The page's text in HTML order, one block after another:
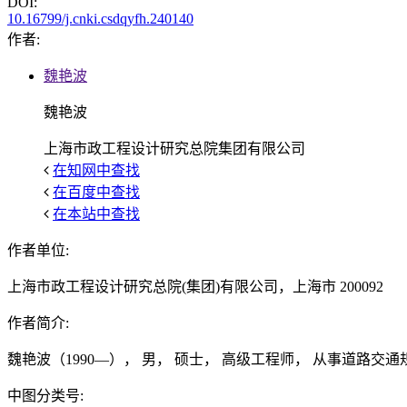
10.16799/j.cnki.csdqyfh.240140
作者:
魏艳波
魏艳波
上海市政工程设计研究总院集团有限公司
在知网中查找
在百度中查找
在本站中查找
作者单位:
上海市政工程设计研究总院(集团)有限公司，上海市 200092
作者简介:
魏艳波（1990—）， 男， 硕士， 高级工程师， 从事道路交通
中图分类号: